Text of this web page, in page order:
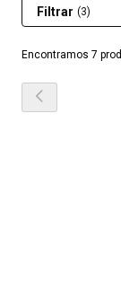
Encontramos 7
Filtrar (3)